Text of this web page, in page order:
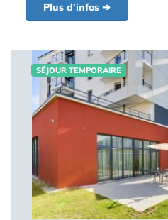
Plus d'infos ➔
SÉJOUR TEMPORAIRE